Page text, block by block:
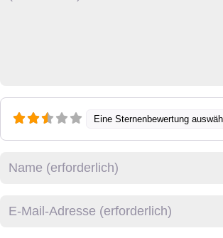
Eine Sternenbewertung